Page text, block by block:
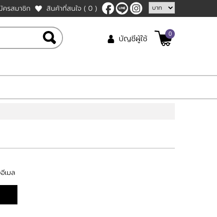
ครสมาชิก สินค้าที่สนใจ ( 0 )
บัญชีผู้ใช้ 0
เมล